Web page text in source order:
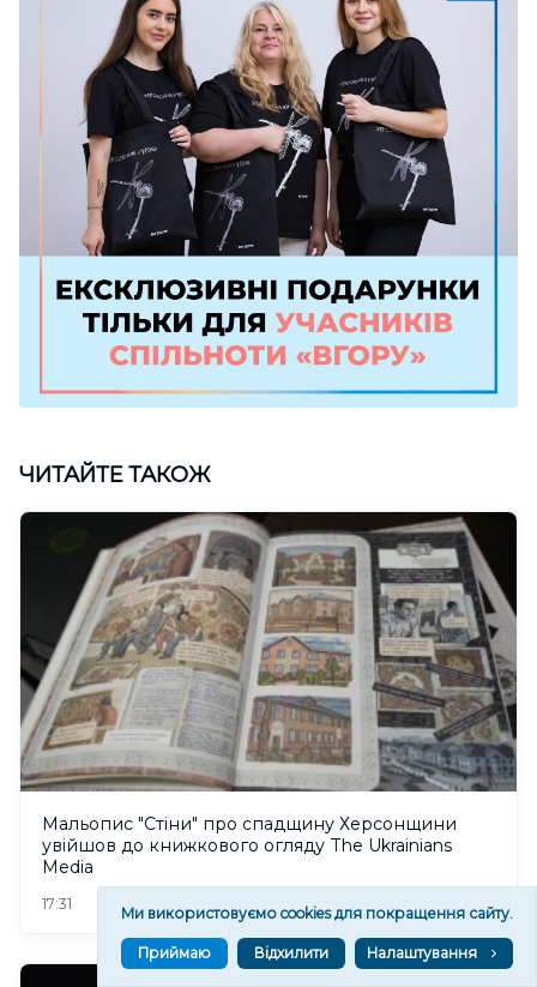
ЧИТАЙТЕ ТАКОЖ
Мальопис "Стіни" про спадщину Херсонщини
увійшов до книжкового огляду The Ukrainians
Media
17:31
Ми використовуємо cookies для покращення сайту.
Приймаю Відхилити Налаштування